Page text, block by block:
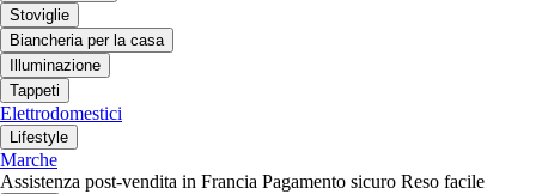
Stoviglie
Biancheria per la casa
Illuminazione
Tappeti
Elettrodomestici
Lifestyle
Marche
Assistenza post-vendita in Francia Pagamento sicuro Reso facile